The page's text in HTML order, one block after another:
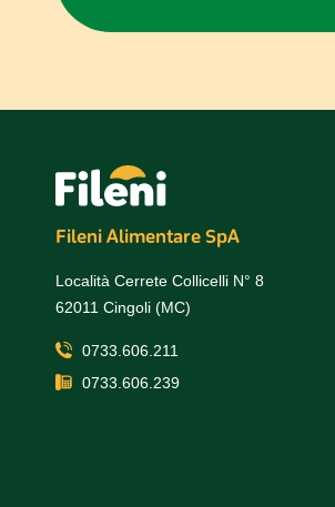
Fileni Alimentare SpA
Località Cerrete Collicelli N° 8
62011 Cingoli (MC)
0733.606.211
0733.606.239